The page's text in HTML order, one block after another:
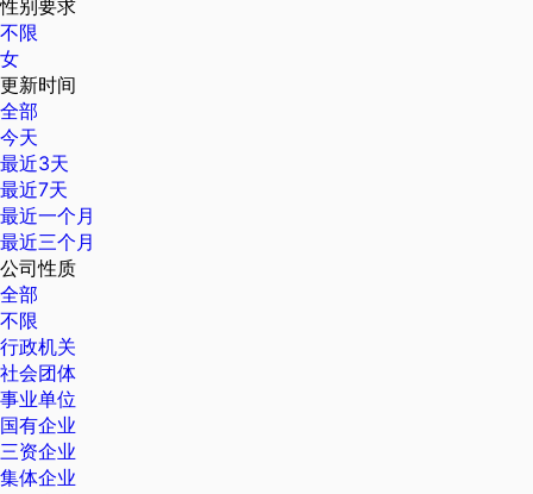
性别要求
不限
女
更新时间
全部
今天
最近3天
最近7天
最近一个月
最近三个月
公司性质
全部
不限
行政机关
社会团体
事业单位
国有企业
三资企业
集体企业